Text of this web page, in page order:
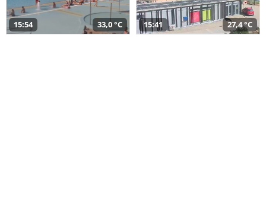
15:54 33,0 °C 15:41 27,4 °C